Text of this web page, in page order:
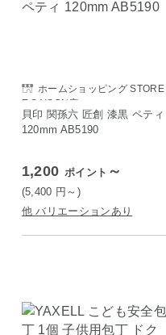
ホームショッピング STORE
E SAISON店
貝印 関孫六 匠創 漆黒 ペティ
120mm AB5190
1,200 ポイント ～
(5,400 円 ～)
他 バリエーションあり